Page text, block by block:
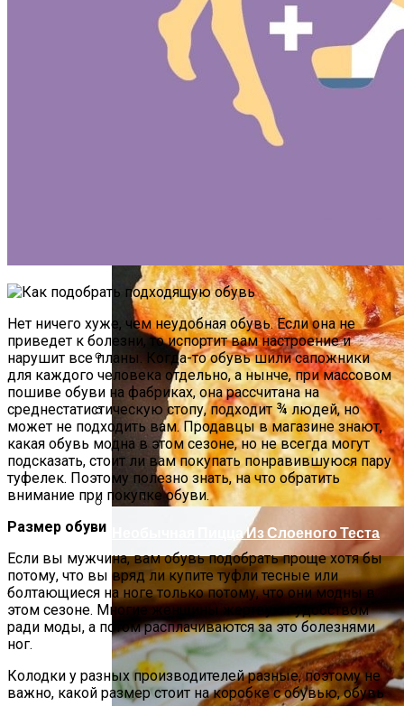
Почему Нельзя Повторно Кипятить
Воду Для Приготовления Чая Или Кофе
Как Повторно Использовать Воду
После Варки Риса
Маникюр Бордового Цвета
Секреты Обворожительного Макияжа
Губ
Необычная Пицца Из Слоеного Теста
Нет ничего хуже, чем неудобная обувь. Если она не
приведет к болезни, то испортит вам настроение и
нарушит все планы. Когда-то обувь шили сапожники
для каждого человека отдельно, а нынче, при массовом
пошиве обуви на фабриках, она рассчитана на
среднестатистическую стопу, подходит ¾ людей, но
может не подходить вам. Продавцы в магазине знают,
какая обувь модна в этом сезоне, но не всегда могут
подсказать, стоит ли вам покупать понравившуюся пару
туфелек. Поэтому полезно знать, на что обратить
внимание при покупке обуви.
Размер обуви
Если вы мужчина, вам обувь подобрать проще хотя бы
потому, что вы вряд ли купите туфли тесные или
болтающиеся на ноге только потому, что они модны в
этом сезоне. Многие женщины жертвуют удобством
ради моды, а потом расплачиваются за это болезнями
ног.
Колодки у разных производителей разные, поэтому не
важно, какой размер стоит на коробке с обувью, обувь